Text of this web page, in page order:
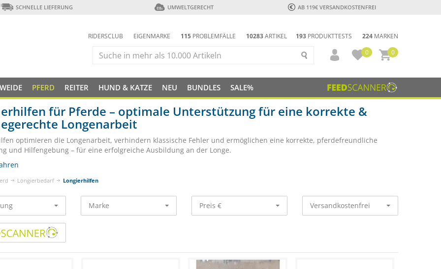
SCHNELLE LIEFERUNG UMWELTGERECHT AB 119€ VERSANDKOSTENFREI
193 PRODUKTTESTS 224 MARKEN
RIDERSCLUB EIGENMARKE 115 PROBLEMFÄLLE 10283ARTIKEL
0
0
PFERD REITER HUND & KATZE NEU BUNDLES SALE%
für Pferde – optimale Unterstützung für eine korrekte &
Longenarbeit
optimieren die Longenarbeit, verhindern klassische Fehler und ermöglichen eine korrekte, pferdefreundliche
und Hilfengebung – für eine erfolgreiche Ausbildung an der Longe.
Longierbedarf Longierhilfen
Marke Preis € Versandkostenfrei